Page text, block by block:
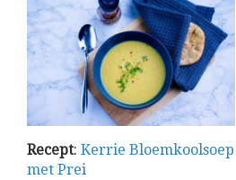
Recept: Kerrie Bloemkoolsoep
met Prei